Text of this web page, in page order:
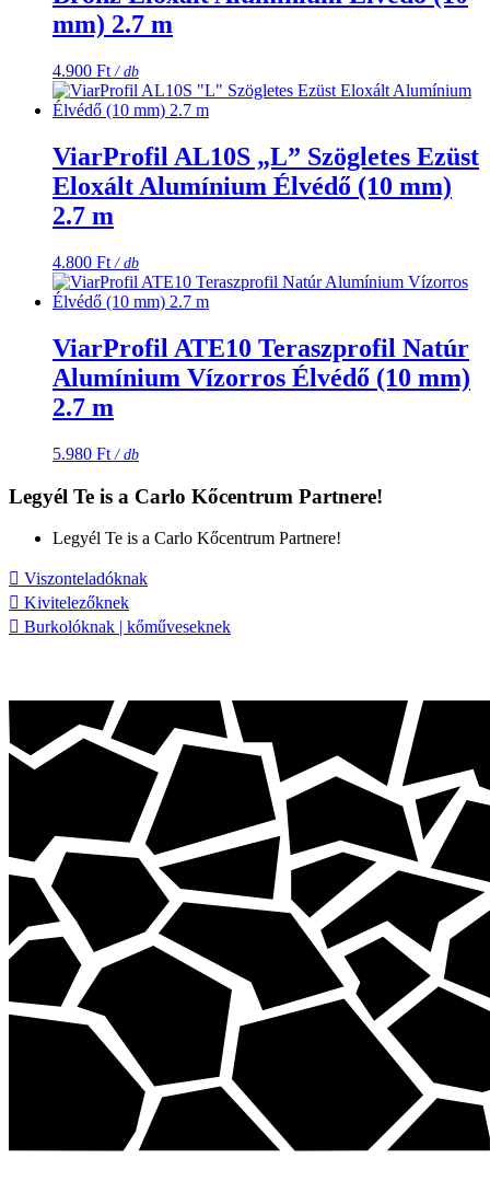
mm) 2.7 m
4.900 Ft/ db
ViarProfil AL10S „L” Szögletes Ezüst
Eloxált Alumínium Élvédő (10 mm)
2.7 m
4.800 Ft/ db
ViarProfil ATE10 Teraszprofil Natúr
Alumínium Vízorros Élvédő (10 mm)
2.7 m
5.980 Ft / db
Legyél Te is a Carlo Kőcentrum Partnere!
Legyél Te is a Carlo Kőcentrum Partnere!
Viszonteladóknak
Kivitelezőknek
Burkolóknak | kőműveseknek